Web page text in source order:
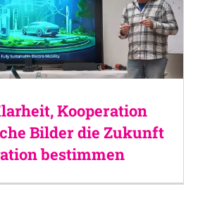
Kooperation
Bilder die Zukunft
bestimmen